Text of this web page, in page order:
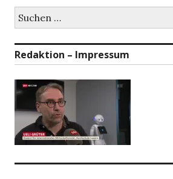
nach:
Redaktion – Impressum